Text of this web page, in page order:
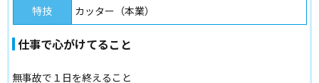
特技
カッター（本業）
仕事で心がけてること
無事故で１日を終えること